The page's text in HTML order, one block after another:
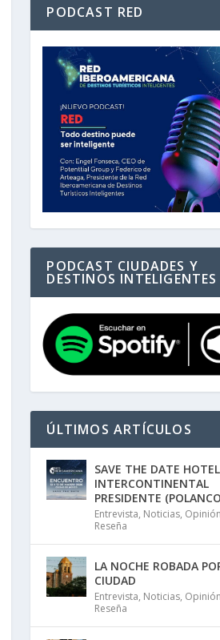
PODCAST RED
PODCAST CIUDADES Y
DESTINOS INTELIGENTES
ÚLTIMOS ARTÍCULOS
SAVE THE DATE HOTEL
INTERCONTINENTAL
PRESIDENTE
Entrevista, Noticias, Opinión
Reseña
LA NOCHE ROBADA
CIUDAD
Entrevista, Noticias, Opinión
Reseña